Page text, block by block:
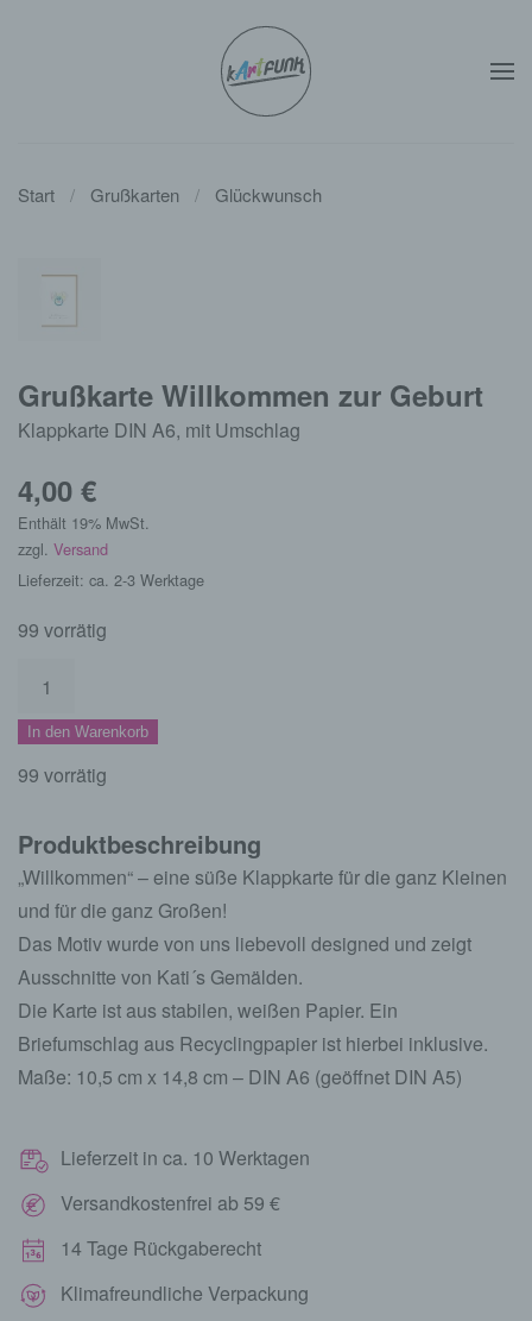
Zum Hauptinhalt springen
Start Grußkarten Glückwunsch
Grußkarte Willkommen zur Geburt
Klappkarte DIN A6, mit Umschlag
4,00 €
Enthält 19% MwSt.
zzgl. Versand
Lieferzeit: ca. 2-3 Werktage
99 vorrätig
zur
Geburt
In den Warenkorb
99 vorrätig
Produktbeschreibung
„Willkommen“ – eine süße Klappkarte für die ganz Kleinen
und für die ganz Großen!
Das Motiv wurde von uns liebevoll designed und zeigt
Ausschnitte von Kati´s Gemälden.
Die Karte ist aus stabilen, weißen Papier. Ein
Briefumschlag aus Recyclingpapier ist hierbei inklusive.
Maße: 10,5 cm x 14,8 cm – DIN A6 (geöffnet DIN A5)
Lieferzeit in ca. 10 Werktagen
Versandkostenfrei ab 59 €
14 Tage Rückgaberecht
Klimafreundliche Verpackung